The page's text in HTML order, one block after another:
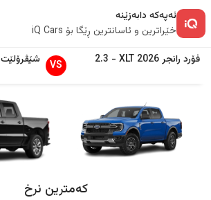
ئەپەکە دابەزێنە
خێراترین و ئاسانترین ڕێگا بۆ iQ Cars
فۆرد رانجر2026
XLT
-
2.3
VS شێڤرۆلێت
کەمترین نرخ